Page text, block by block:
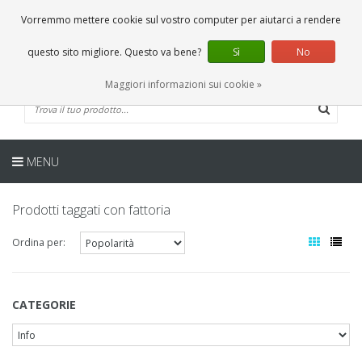
0 Articoli
IT
MENU
Prodotti taggati con fattoria
Ordina per:
CATEGORIE
Vorremmo mettere cookie sul vostro computer per aiutarci a rendere
questo sito migliore. Questo va bene? Sì No
Maggiori informazioni sui cookie »